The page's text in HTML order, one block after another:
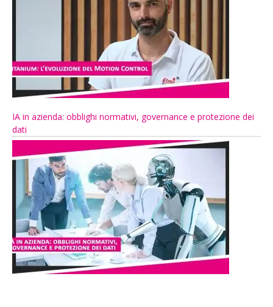
IA in azienda: obblighi normativi, governance e protezione dei
dati